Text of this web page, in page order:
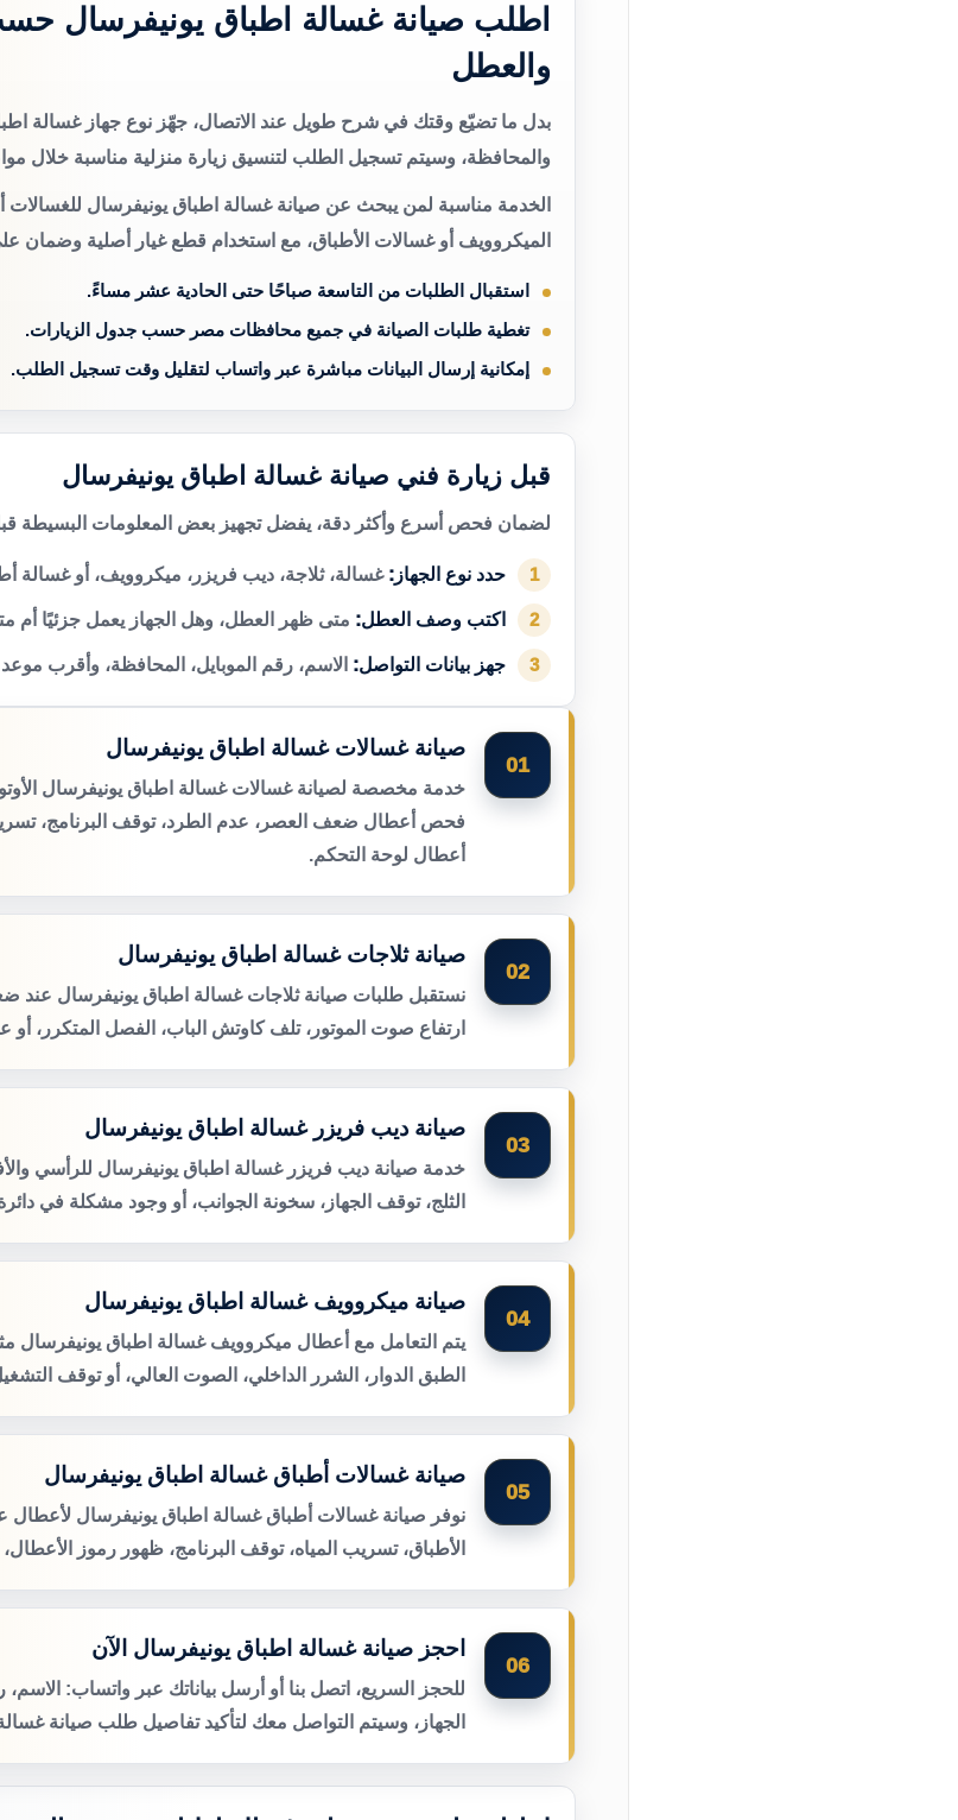
اطلب صيانة غسالة اطباق يونيفرسال
والعطل
بدل ما تضيّع وقتك في شرح طويل عند الاتصال، جهّز نوع جهاز غسالة
والمحافظة، وسيتم تسجيل الطلب لتنسيق زيارة منزلية مناسبة خلال
الخدمة مناسبة لمن يبحث عن صيانة غسالة اطباق يونيفرسال للغسالات
الميكروويف أو غسالات الأطباق، مع استخدام قطع غيار أصلية وضمان
استقبال الطلبات من التاسعة صباحًا حتى الحادية عشر مساءً.
تغطية طلبات الصيانة في جميع محافظات مصر حسب جدول الزيارات.
إمكانية إرسال البيانات مباشرة عبر واتساب لتقليل وقت تسجيل الطلب.
قبل زيارة فني صيانة غسالة اطباق يونيفرسال
لضمان فحص أسرع وأكثر دقة، يفضل تجهيز بعض المعلومات البسيطة
1 حدد نوع الجهاز: غسالة، ثلاجة، ديب فريزر، ميكروويف، أو غسالة
2 اكتب وصف العطل: متى ظهر العطل، وهل الجهاز يعمل جزئيًا أم
3 جهز بيانات التواصل: الاسم، رقم الموبايل، المحافظة، وأقرب
01
صيانة غسالات غسالة اطباق يونيفرسال
خدمة مخصصة لصيانة غسالات غسالة اطباق يونيفرسال
فحص أعطال ضعف العصر، عدم الطرد، توقف البرنامج،
أعطال لوحة التحكم.
02
صيانة ثلاجات غسالة اطباق يونيفرسال
نستقبل طلبات صيانة ثلاجات غسالة اطباق يونيفرسال عند
ارتفاع صوت الموتور، تلف كاوتش الباب، الفصل المتكرر، أو
03
صيانة ديب فريزر غسالة اطباق يونيفرسال
خدمة صيانة ديب فريزر غسالة اطباق يونيفرسال للرأسي
الثلج، توقف الجهاز، سخونة الجوانب، أو وجود مشكلة في دائرة
04
صيانة ميكروويف غسالة اطباق يونيفرسال
يتم التعامل مع أعطال ميكروويف غسالة اطباق يونيفرسال
الطبق الدوار، الشرر الداخلي، الصوت العالي، أو توقف
05
صيانة غسالات أطباق غسالة اطباق يونيفرسال
نوفر صيانة غسالات أطباق غسالة اطباق يونيفرسال
الأطباق، تسريب المياه، توقف البرنامج، ظهور رموز
06
احجز صيانة غسالة اطباق يونيفرسال الآن
للحجز السريع، اتصل بنا أو أرسل بياناتك عبر واتساب: الاسم،
الجهاز، وسيتم التواصل معك لتأكيد تفاصيل طلب صيانة